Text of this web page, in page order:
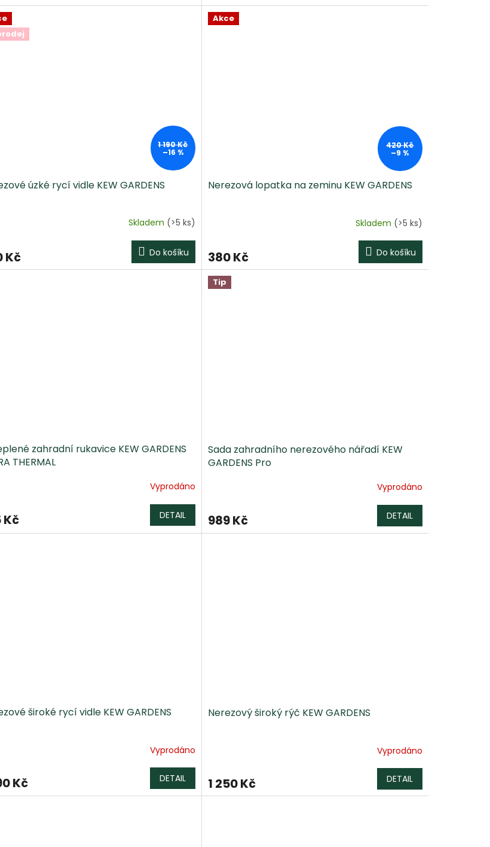
1 190 Kč
–16 %
úzké rycí vidle KEW GARDENS
Skladem (>5 ks)
Kč Do košíku
Akce
420 Kč
–9 %
Nerezová lopatka na zeminu KEW GARDENS
Skladem (>5 ks)
380 Kč Do košíku
zahradní rukavice KEW GARDENS
THERMAL
Vyprodáno
Kč DETAIL
Tip
Sada zahradního nerezového nářadí KEW
GARDENS Pro
Vyprodáno
989 Kč DETAIL
široké rycí vidle KEW GARDENS
Vyprodáno
Kč DETAIL
Nerezový široký rýč KEW GARDENS
Vyprodáno
1 250 Kč DETAIL